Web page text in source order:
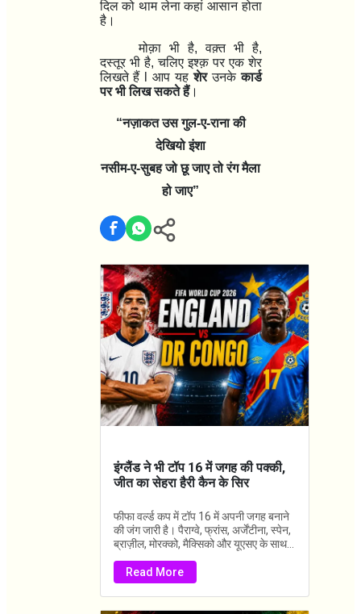
दिल को थाम लेना कहां आसान होता
है।
मोक़ा भी है, वक़्त भी है,
दस्तूर भी है, चलिए इश्क़ पर एक शेर
लिखते हैं lआप यह शेर उनके कार्ड
पर भी लिख सकते हैं।
“नज़ाकत उस गुल-ए-राना की
देखियो इंशा
नसीम-ए-सुबह जो छू जाए तो रंग मैला
हो जाए”
इंग्लैंड ने भी टॉप 16 में जगह की पक्की,
जीत का सेहरा हैरी कैन के सिर
फीफा वर्ल्ड कप में टॉप 16 में अपनी जगह बनाने
की जंग जारी है। पैराग्वे, फ्रांस, अर्जेंटीना, स्पेन,
ब्राज़ील, मोरक्को, मैक्सिको और यूएसए के साथ...
Read More